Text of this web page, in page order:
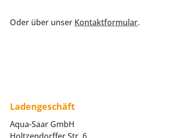
Oder über unser Kontaktformular.
Ladengeschäft
Aqua-Saar GmbH